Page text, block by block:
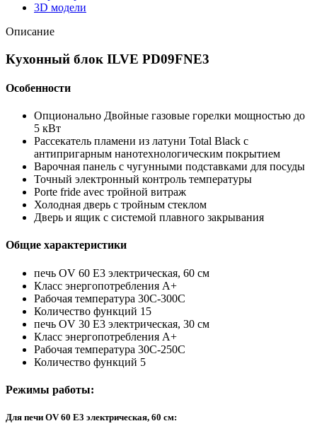
3D модели
Описание
Кухонный блок ILVE PD09FNE3
Особенности
Опционально Двойные газовые горелки мощностью до
5 кВт
Рассекатель пламени из латуни Total Black с
антипригарным нанотехнологическим покрытием
Варочная панель с чугунными подставками для посуды
Точный электронный контроль температуры
Porte fride avec тройной витраж
Холодная дверь с тройным стеклом
Дверь и ящик с системой плавного закрывания
Общие характеристики
печь OV 60 E3 электрическая, 60 см
Класс энергопотребления А+
Рабочая температура 30C-300C
Количество функций 15
печь OV 30 E3 электрическая, 30 см
Класс энергопотребления А+
Рабочая температура 30C-250C
Количество функций 5
Режимы работы:
Для печи OV 60 E3 электрическая, 60 см: